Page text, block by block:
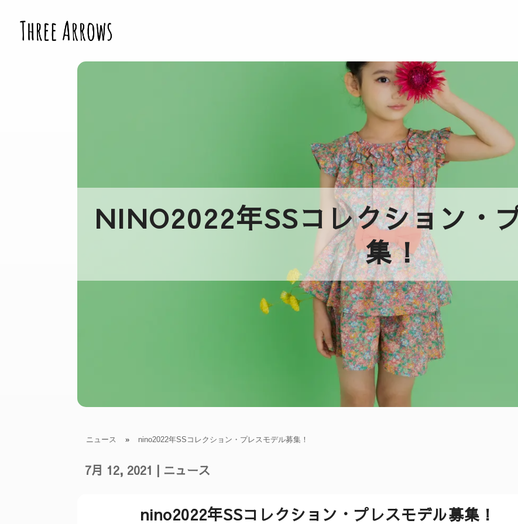
NINO2022年SSコレクション・
集！
ニュース » nino2022年SSコレクション・プレスモデル募集！
7月 12, 2021 | ニュース
nino2022年SSコレクション・プレスモデル募集！